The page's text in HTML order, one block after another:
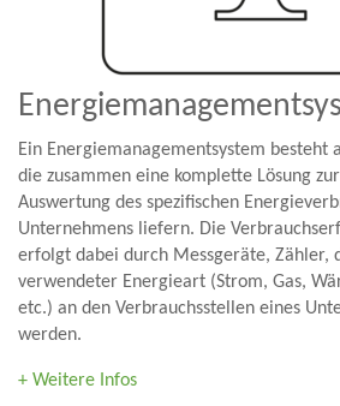
Ein Energiemanagementsystem besteht
die zusammen eine komplette Lösung
Auswertung des spezifischen
Unternehmens liefern. Die
erfolgt dabei durch Messgeräte, Zähler,
verwendeter Energieart (Strom, Gas,
etc.) an den Verbrauchsstellen eines
werden.
+ Weitere Infos